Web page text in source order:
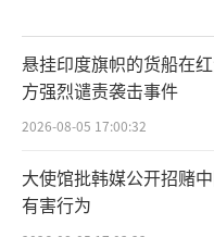
悬挂印度旗帜的货船在
方强烈谴责袭击事件
2026-08-05 17:00:32
大使馆批韩媒公开招赌
有害行为